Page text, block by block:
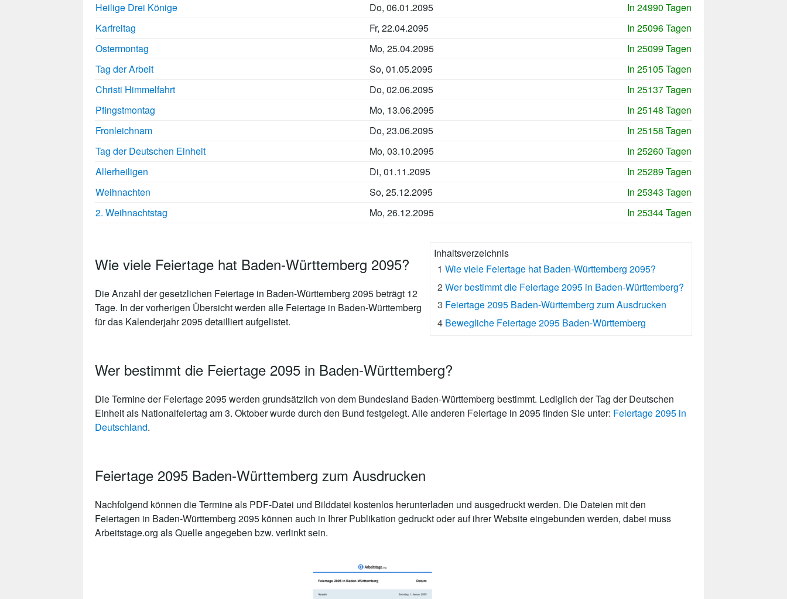
Heilige Drei Könige
Do, 06.01.2095
In 24990 Tagen
Karfreitag
Fr, 22.04.2095
In 25096 Tagen
Ostermontag
Mo, 25.04.2095
In 25099 Tagen
Tag der Arbeit
So, 01.05.2095
In 25105 Tagen
Christi Himmelfahrt
Do, 02.06.2095
In 25137 Tagen
Pfingstmontag
Mo, 13.06.2095
In 25148 Tagen
Fronleichnam
Do, 23.06.2095
In 25158 Tagen
Tag der Deutschen Einheit
Mo, 03.10.2095
In 25260 Tagen
Allerheiligen
Di, 01.11.2095
In 25289 Tagen
Weihnachten
So, 25.12.2095
In 25343 Tagen
2. Weihnachtstag
Mo, 26.12.2095 In 25344 Tagen
Inhaltsverzeichnis
1 Wie viele Feiertage hat Baden-Württemberg 2095?
2 Wer bestimmt die Feiertage 2095 in Baden-Württemberg?
3 Feiertage 2095 Baden-Württemberg zum Ausdrucken
4 Bewegliche Feiertage 2095 Baden-Württemberg
Wie viele Feiertage hat Baden-Württemberg 2095?
Die Anzahl der gesetzlichen Feiertage in Baden-Württemberg 2095 beträgt 12
Tage. In der vorherigen Übersicht werden alle Feiertage in Baden-Württemberg
für das Kalenderjahr 2095 detailliert aufgelistet.
Wer bestimmt die Feiertage 2095 in Baden-Württemberg?
Die Termine der Feiertage 2095 werden grundsätzlich von dem Bundesland Baden-Württemberg bestimmt. Lediglich der Tag der Deutschen
Einheit als Nationalfeiertag am 3. Oktober wurde durch den Bund festgelegt. Alle anderen Feiertage in 2095 finden Sie unter: Feiertage 2095 in
Deutschland.
Feiertage 2095 Baden-Württemberg zum Ausdrucken
Nachfolgend können die Termine als PDF-Datei und Bilddatei kostenlos herunterladen und ausgedruckt werden. Die Dateien mit den
Feiertagen in Baden-Württemberg 2095 können auch in Ihrer Publikation gedruckt oder auf ihrer Website eingebunden werden, dabei muss
Arbeitstage.org als Quelle angegeben bzw. verlinkt sein.